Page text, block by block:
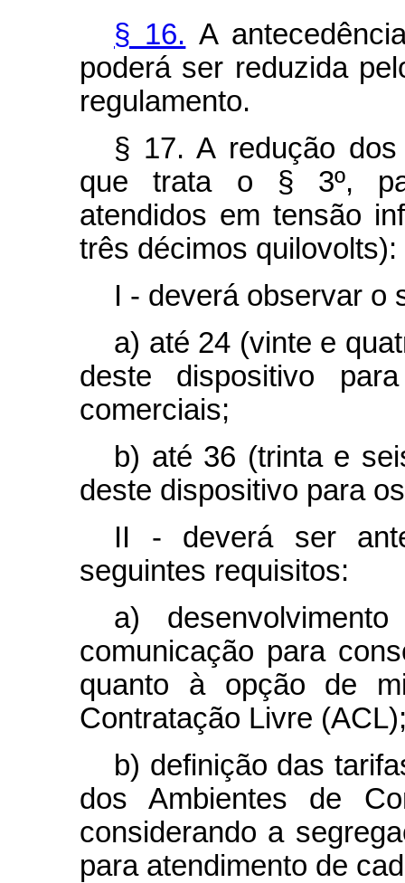
§ 16. A
poderá ser reduzida
regulamento.
§ 17. A redução
que trata o § 3º,
atendidos em tensão
três décimos quilovolts):
I - deverá observar o
a) até 24 (vinte e
deste dispositivo
comerciais;
b) até 36 (trinta e
deste dispositivo para
II - deverá ser
seguintes requisitos:
a)
comunicação para
quanto à opção de
Contratação Livre
b) definição das
dos Ambientes de
considerando a
para atendimento de